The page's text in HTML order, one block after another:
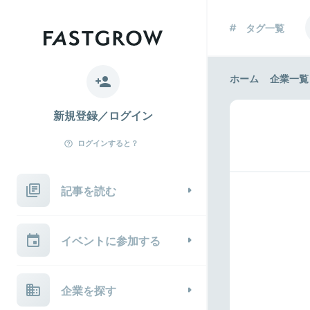
新規登録／ログイン
ログインすると？
記事を読む
イベントに参加する
企業を探す
タグ一覧
ホーム 企業一覧